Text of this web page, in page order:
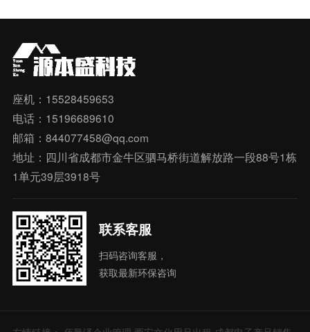
座机：15528459653
电话：15196689610
邮箱：844077458@qq.com
地址：四川省成都市金牛区驷马桥街道解放路一段88号1栋
1单元39层3918号
联系客服
扫码咨询客服，
获取最新环保咨询